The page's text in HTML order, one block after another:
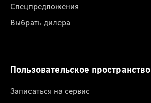
Спецпредложения
Выбрать дилера
Пользовательское пространство
Записаться на сервис